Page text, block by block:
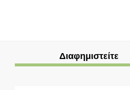
Διαφημιστείτε